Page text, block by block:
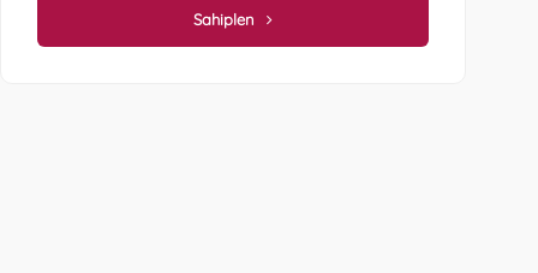
Sahiplen